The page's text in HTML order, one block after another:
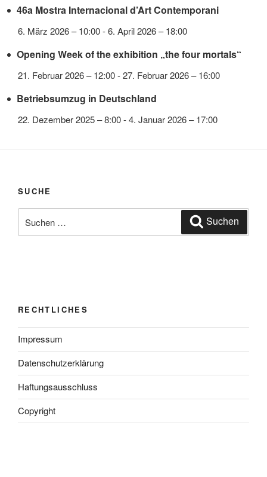
46a Mostra Internacional d’Art Contemporani
6. März 2026 – 10:00-6. April 2026 – 18:00
Opening Week of the exhibition „the four mortals“
21. Februar 2026 – 12:00-27. Februar 2026 – 16:00
Betriebsumzug in Deutschland
22. Dezember 2025 – 8:00-4. Januar 2026 – 17:00
SUCHE
nach:
Suchen
RECHTLICHES
Impressum
Datenschutzerklärung
Haftungsausschluss
Copyright